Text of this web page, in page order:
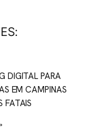
DIGITAL PARA
EM CAMPINAS
FATAIS